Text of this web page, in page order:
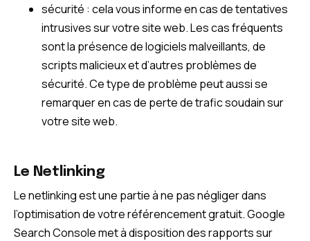
sécurité : cela vous informe en cas de tentatives
intrusives sur votre site web. Les cas fréquents
sont la présence de logiciels malveillants, de
scripts malicieux et d’autres problèmes de
sécurité. Ce type de problème peut aussi se
remarquer en cas de perte de trafic soudain sur
votre site web.
Le Netlinking
Le netlinking est une partie à ne pas négliger dans
l’optimisation de votre référencement gratuit. Google
Search Console met à disposition des rapports sur